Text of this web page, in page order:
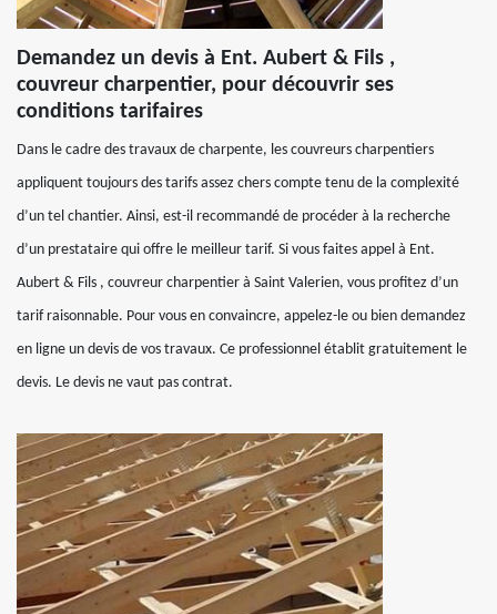
Demandez un devis à Ent. Aubert & Fils ,
couvreur charpentier, pour découvrir ses
conditions tarifaires
Dans le cadre des travaux de charpente, les couvreurs charpentiers
appliquent toujours des tarifs assez chers compte tenu de la complexité
d’un tel chantier. Ainsi, est-il recommandé de procéder à la recherche
d’un prestataire qui offre le meilleur tarif. Si vous faites appel à Ent.
Aubert & Fils , couvreur charpentier à Saint Valerien, vous profitez d’un
tarif raisonnable. Pour vous en convaincre, appelez-le ou bien demandez
en ligne un devis de vos travaux. Ce professionnel établit gratuitement le
devis. Le devis ne vaut pas contrat.